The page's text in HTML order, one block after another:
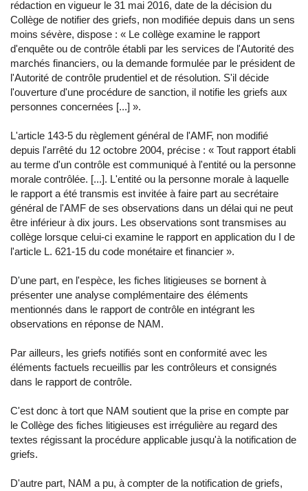
rédaction en vigueur le 31 mai 2016, date de la décision du
Collège de notifier des griefs, non modifiée depuis dans un sens
moins sévère, dispose : « Le collège examine le rapport
d'enquête ou de contrôle établi par les services de l'Autorité des
marchés financiers, ou la demande formulée par le président de
l'Autorité de contrôle prudentiel et de résolution. S'il décide
l'ouverture d'une procédure de sanction, il notifie les griefs aux
personnes concernées [...] ».
L'article 143-5 du règlement général de l'AMF, non modifié
depuis l'arrêté du 12 octobre 2004, précise : « Tout rapport établi
au terme d'un contrôle est communiqué à l'entité ou la personne
morale contrôlée. [...]. L'entité ou la personne morale à laquelle
le rapport a été transmis est invitée à faire part au secrétaire
général de l'AMF de ses observations dans un délai qui ne peut
être inférieur à dix jours. Les observations sont transmises au
collège lorsque celui-ci examine le rapport en application du I de
l'article L. 621-15 du code monétaire et financier ».
D'une part, en l'espèce, les fiches litigieuses se bornent à
présenter une analyse complémentaire des éléments
mentionnés dans le rapport de contrôle en intégrant les
observations en réponse de NAM.
Par ailleurs, les griefs notifiés sont en conformité avec les
éléments factuels recueillis par les contrôleurs et consignés
dans le rapport de contrôle.
C'est donc à tort que NAM soutient que la prise en compte par
le Collège des fiches litigieuses est irrégulière au regard des
textes régissant la procédure applicable jusqu'à la notification de
griefs.
D'autre part, NAM a pu, à compter de la notification de griefs,